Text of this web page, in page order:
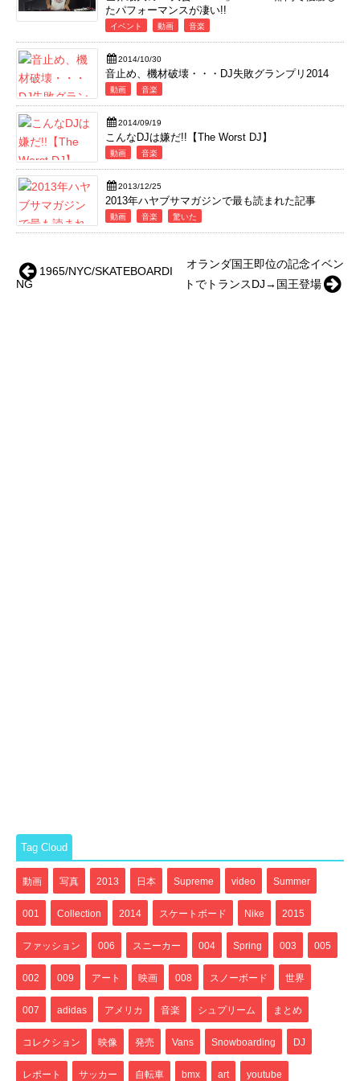
たパフォーマンスが凄い!!
イベント 動画 音楽
2014/10/30
音止め、機材破壊・・・DJ失敗グランプリ2014
動画 音楽
2014/09/19
こんなDJは嫌だ!!【The Worst DJ】
動画 音楽
2013/12/25
2013年ハヤブサマガジンで最も読まれた記事
動画 音楽 驚いた
オランダ国王即位の記念イベン
トでトランスDJ→国王登場
1965/NYC/SKATEBOARDI
NG
Tag Cloud
動画 写真 2013 日本 Supreme video Summer
001 Collection 2014 スケートボード Nike 2015
ファッション 006 スニーカー 004 Spring 003 005
002 009 アート 映画 008 スノーボード 世界
007 adidas アメリカ 音楽 シュプリーム まとめ
コレクション 映像 発売 Vans Snowboarding DJ
レポート サッカー 自転車 bmx art youtube